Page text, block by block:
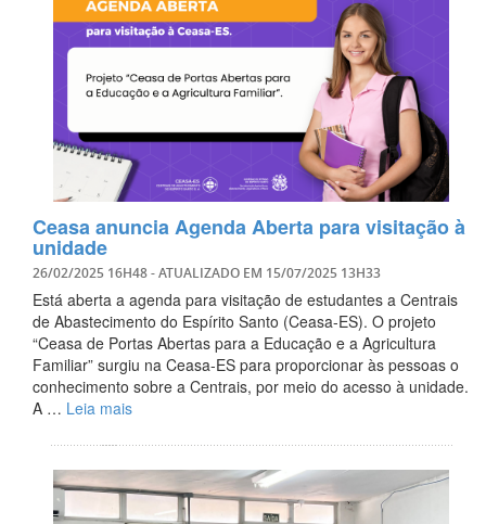
Ceasa anuncia Agenda Aberta para visitação à
unidade
26/02/2025 16H48- ATUALIZADO EM 15/07/2025 13H33
Está aberta a agenda para visitação de estudantes a Centrais
de Abastecimento do Espírito Santo (Ceasa-ES). O projeto
“Ceasa de Portas Abertas para a Educação e a Agricultura
Familiar” surgiu na Ceasa-ES para proporcionar às pessoas o
conhecimento sobre a Centrais, por meio do acesso à unidade.
A … Leia mais